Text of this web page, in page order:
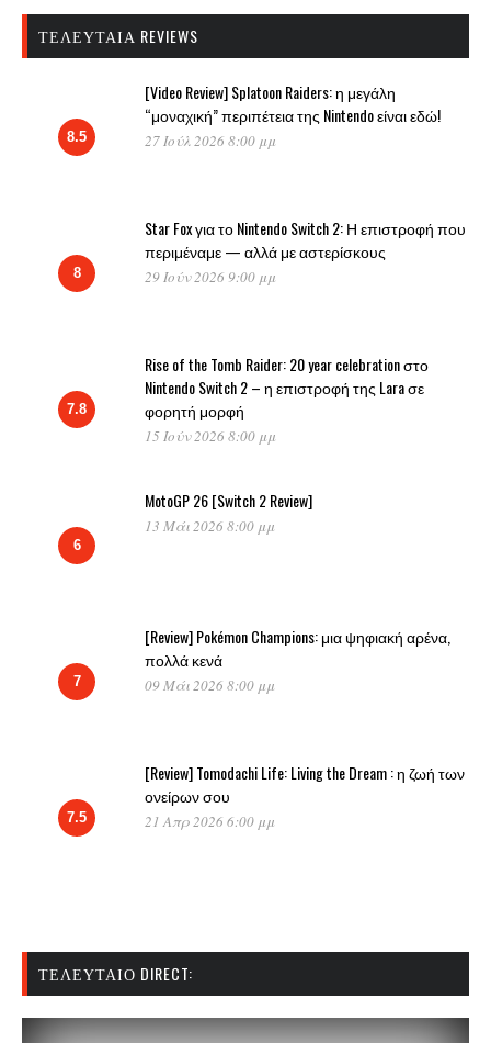
ΤΕΛΕΥΤΑΊΑ REVIEWS
8.5
[Video Review] Splatoon Raiders: η μεγάλη
“μοναχική” περιπέτεια της Nintendo είναι εδώ!
27 Ιούλ 2026 8:00 μμ
8
Star Fox για το Nintendo Switch 2: Η επιστροφή που
περιμέναμε — αλλά με αστερίσκους
29 Ιούν 2026 9:00 μμ
7.8
Rise of the Tomb Raider: 20 year celebration στο
Nintendo Switch 2 – η επιστροφή της Lara σε
φορητή μορφή
15 Ιούν 2026 8:00 μμ
6
MotoGP 26 [Switch 2 Review]
13 Μάι 2026 8:00 μμ
7
[Review] Pokémon Champions: μια ψηφιακή αρένα,
πολλά κενά
09 Μάι 2026 8:00 μμ
7.5
[Review] Tomodachi Life: Living the Dream : η ζωή των
ονείρων σου
21 Απρ 2026 6:00 μμ
ΤΕΛΕΥΤΑΊΟ DIRECT: